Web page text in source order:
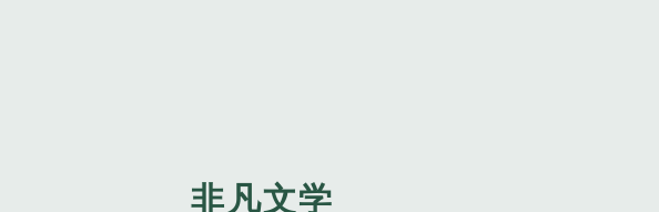
非凡文学